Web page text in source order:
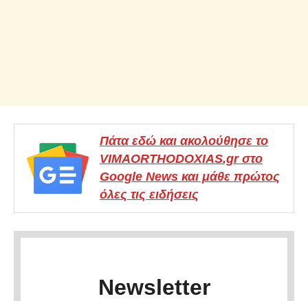
Πάτα εδώ και ακολούθησε το
VIMAORTHODOXIAS.gr στο
Google News και μάθε πρώτος
όλες τις ειδήσεις
Newsletter